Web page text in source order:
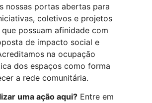
nossas portas abertas para
coletivos e projetos
possuam afinidade com
de impacto social e
na ocupação
dos espaços como forma
a rede comunitária.
uma ação aqui? Entre em